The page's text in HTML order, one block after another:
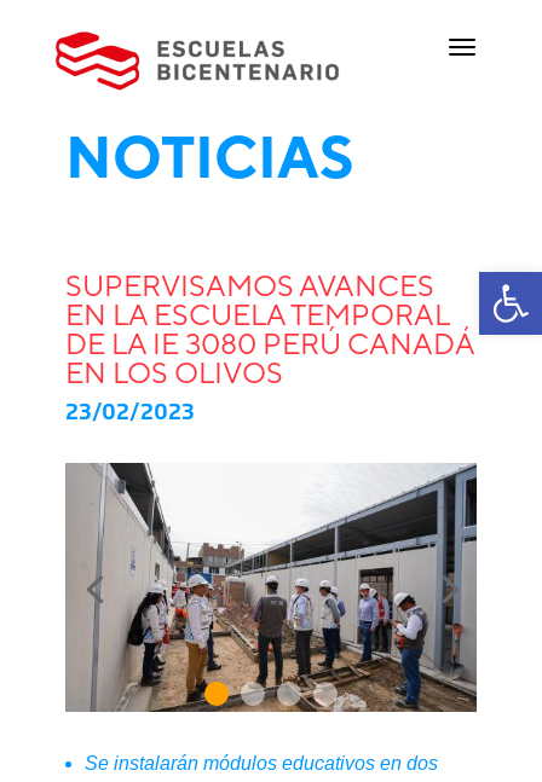
NOTICIAS
SUPERVISAMOS AVANCES
EN LA ESCUELA TEMPORAL
DE LA IE 3080 PERÚ CANADÁ
EN LOS OLIVOS
23/02/2023
Se instalarán módulos educativos en dos